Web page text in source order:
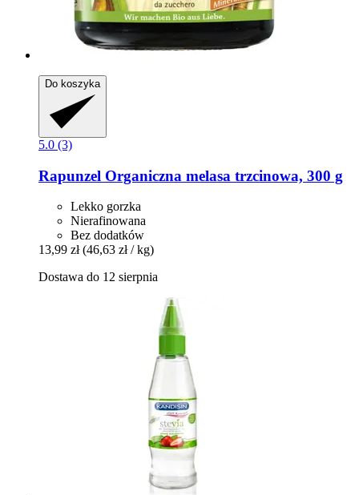
Do koszyka
5.0 (3)
Rapunzel Organiczna melasa trzcinowa, 300 g
Lekko gorzka
Nierafinowana
Bez dodatków
13,99 zł (46,63 zł / kg)
Dostawa do 12 sierpnia